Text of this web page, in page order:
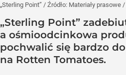
„Sterling Point” / Źródło: Materiały prasowe /
„Sterling Point”
a ośmioodcinkowa
pochwalić się bardzo
na Rotten Tomatoes.